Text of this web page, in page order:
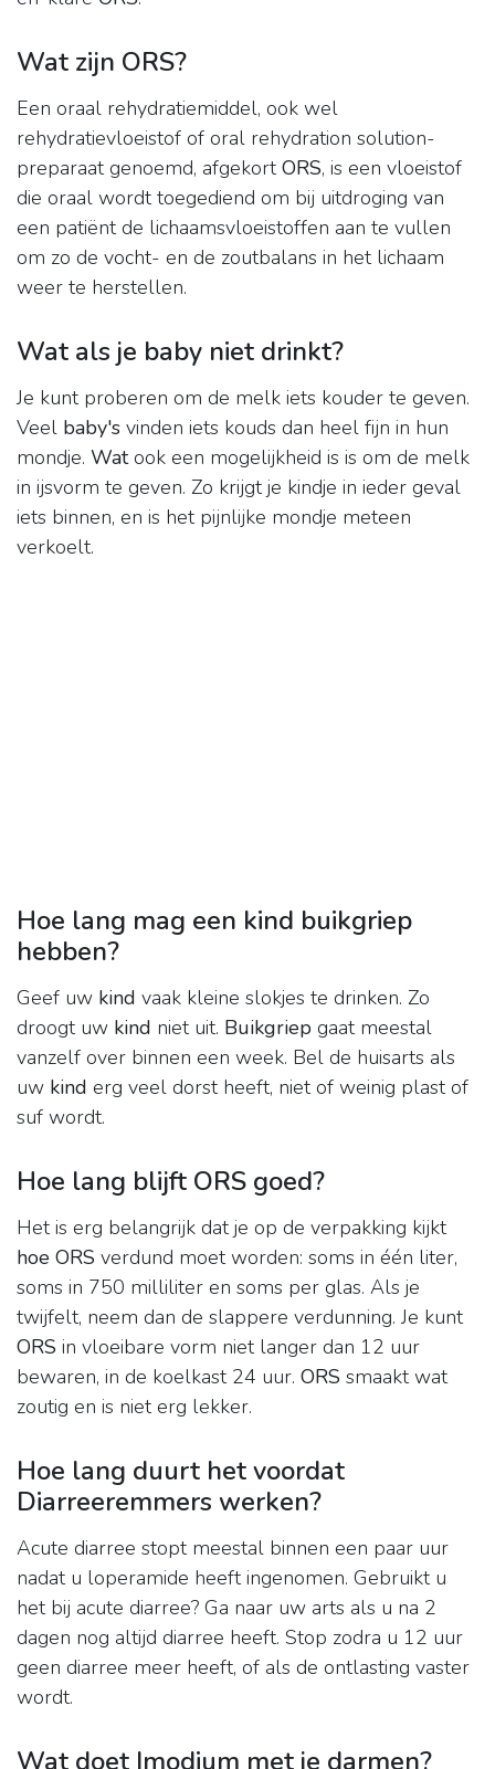
Wat zijn ORS?
Een oraal rehydratiemiddel, ook wel
rehydratievloeistof of oral rehydration solution-
preparaat genoemd, afgekortORS, is een vloeistof
die oraal wordt toegediend om bij uitdroging van
een patiënt de lichaamsvloeistoffen aan te vullen
om zo de vocht- en de zoutbalans in het lichaam
weer te herstellen.
Wat als je baby niet drinkt?
Je kunt proberen om de melk iets kouder te geven.
Veel baby's vinden iets kouds dan heel fijn in hun
mondje. Watook een mogelijkheid is is om de melk
in ijsvorm te geven. Zo krijgt je kindje in ieder geval
iets binnen, en is het pijnlijke mondje meteen
verkoelt.
Hoe lang mag een kind buikgriep
hebben?
Geef uw kind vaak kleine slokjes te drinken. Zo
droogt uw kind niet uit. Buikgriep gaat meestal
vanzelf over binnen een week. Bel de huisarts als
uw kind erg veel dorst heeft, niet of weinig plast of
suf wordt.
Hoe lang blijft ORS goed?
Het is erg belangrijk dat je op de verpakking kijkt
hoe ORS verdund moet worden: soms in één liter,
soms in 750 milliliter en soms per glas. Als je
twijfelt, neem dan de slappere verdunning. Je kunt
ORS in vloeibare vorm niet langer dan 12 uur
bewaren, in de koelkast 24 uur. ORS smaakt wat
zoutig en is niet erg lekker.
Hoe lang duurt het voordat
Diarreeremmers werken?
Acute diarree stopt meestal binnen een paar uur
nadat u loperamide heeft ingenomen. Gebruikt u
het bij acute diarree? Ga naar uw arts als u na 2
dagen nog altijd diarree heeft. Stop zodra u 12 uur
geen diarree meer heeft, of als de ontlasting vaster
wordt.
Wat doet Imodium met je darmen?